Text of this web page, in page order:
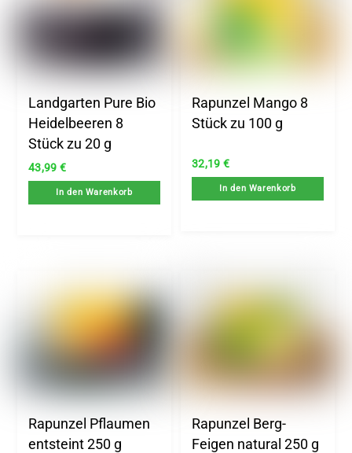
Landgarten Pure Bio
Heidelbeeren 8
Stück zu 20 g
43,99 €
In den Warenkorb
Rapunzel Mango 8
Stück zu 100 g
32,19 €
In den Warenkorb
Rapunzel Pflaumen
entsteint 250 g
Rapunzel Berg-
Feigen natural 250 g